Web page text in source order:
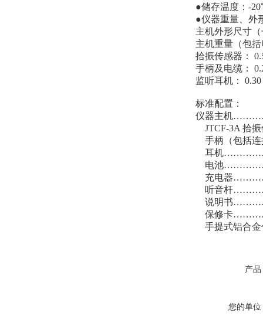
●储存温度：-
●仪器重量、外
主机外形尺寸
主机重量（包
拾振传感器：
手柄及电缆：
监听耳机：
标准配置：
仪器主机
JTCF-3A
手柄（包
耳机
电池
充电器
听音杆
说明书
保修卡
手提式铝
产品
您的单位